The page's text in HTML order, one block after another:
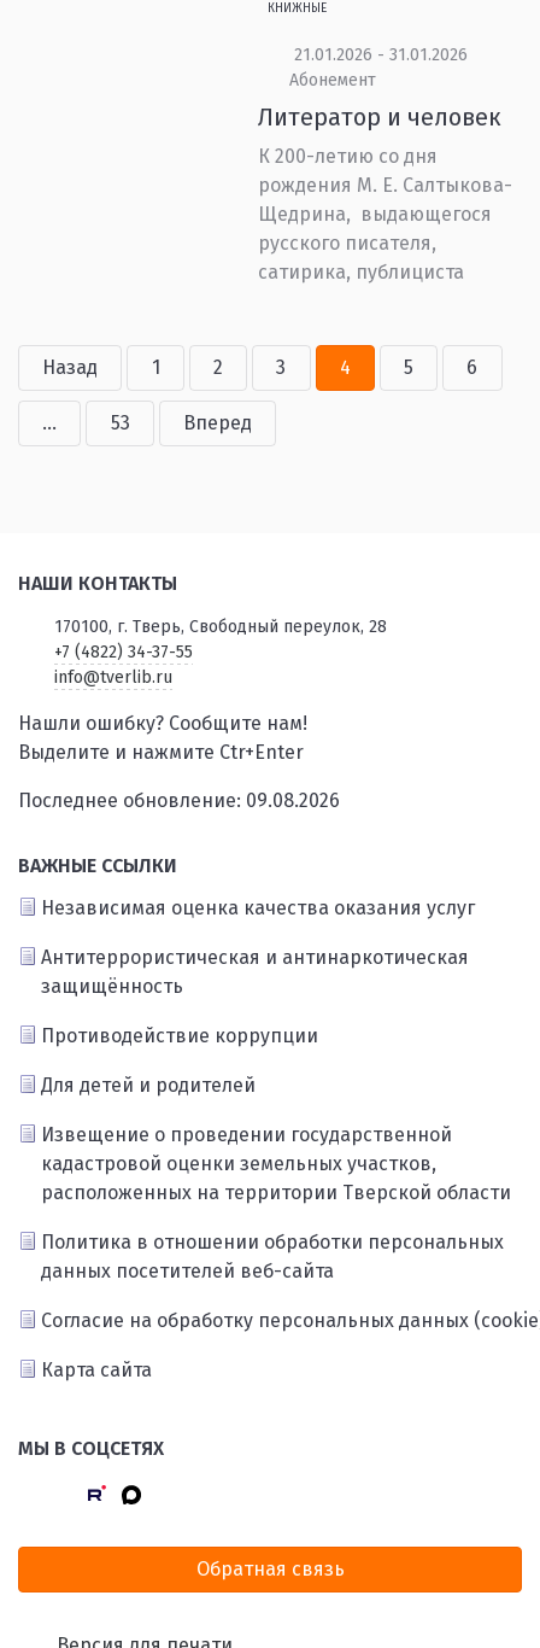
КНИЖНЫЕ
21.01.2026 - 31.01.2026
Абонемент
Литератор и человек
К 200-летию со дня
рождения М. Е. Салтыкова-
Щедрина, выдающегося
русского писателя,
сатирика, публициста
Назад 1 2 3 4 5 6
... 53 Вперед
НАШИ КОНТАКТЫ
170100, г. Тверь, Свободный переулок, 28
+7 (4822) 34-37-55
info@tverlib.ru
Нашли ошибку? Сообщите нам!
Выделите и нажмите Ctr+Enter
Последнее обновление: 09.08.2026
ВАЖНЫЕ ССЫЛКИ
Независимая оценка качества оказания услуг
Антитеррористическая и антинаркотическая
защищённость
Противодействие коррупции
Для детей и родителей
Извещение о проведении государственной
кадастровой оценки земельных участков,
расположенных на территории Тверской области
Политика в отношении обработки персональных
данных посетителей веб-сайта
Согласие на обработку персональных данных
Карта сайта
МЫ В СОЦСЕТЯХ
Обратная связь